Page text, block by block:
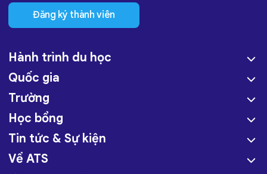
Đăng ký thành viên
Hành trình du học
Quốc gia
Trường
Học bổng
Tin tức & Sự kiện
Về ATS